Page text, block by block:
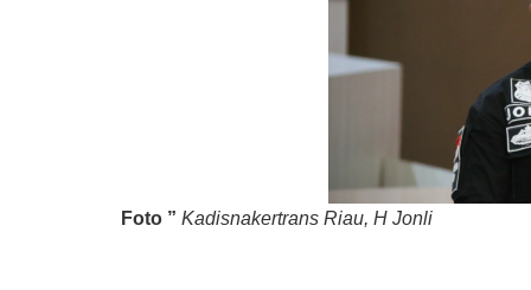
Foto ” Kadisnakertrans Riau, H Jonli